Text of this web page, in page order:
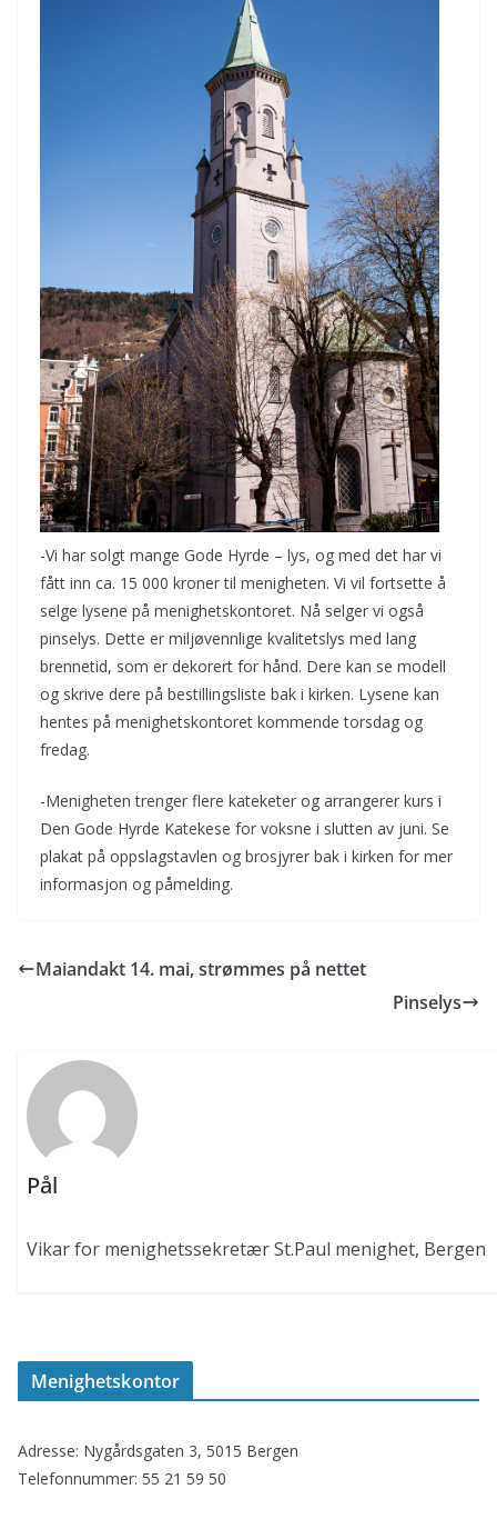
-Vi har solgt mange Gode Hyrde – lys, og med det har vi
fått inn ca. 15 000 kroner til menigheten. Vi vil fortsette å
selge lysene på menighetskontoret. Nå selger vi også
pinselys. Dette er miljøvennlige kvalitetslys med lang
brennetid, som er dekorert for hånd. Dere kan se modell
og skrive dere på bestillingsliste bak i kirken. Lysene kan
hentes på menighetskontoret kommende torsdag og
fredag.
-Menigheten trenger flere kateketer og arrangerer kurs i
Den Gode Hyrde Katekese for voksne i slutten av juni. Se
plakat på oppslagstavlen og brosjyrer bak i kirken for mer
informasjon og påmelding.
Maiandakt 14. mai, strømmes på nettet
Pinselys
Pål
Vikar for menighetssekretær St.Paul menighet, Bergen
Menighetskontor
Adresse: Nygårdsgaten 3, 5015 Bergen
Telefonnummer: 55 21 59 50